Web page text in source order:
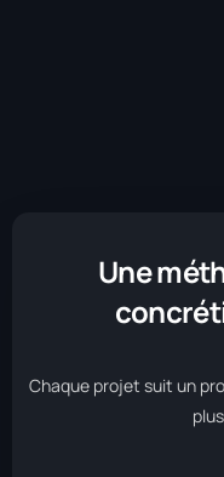
Une
Chaque projet suit un